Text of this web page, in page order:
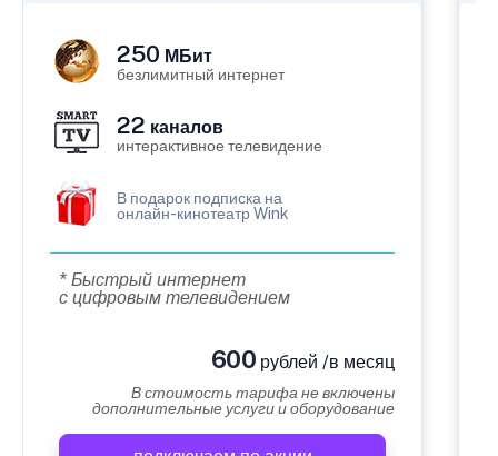
250 МБит
безлимитный интернет
22 каналов
интерактивное телевидение
В подарок подписка на
онлайн-кинотеатр Wink
* Быстрый интернет
с цифровым телевидением
600 рублей /в месяц
В стоимость тарифа не включены
дополнительные услуги и оборудование